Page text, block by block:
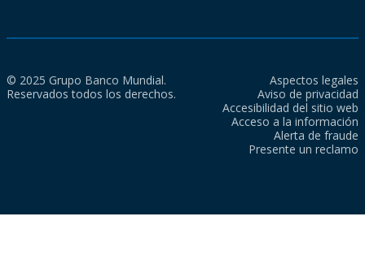
© 2025 Grupo Banco Mundial.
Reservados todos los derechos.
Aspectos legales
Aviso de privacidad
Accesibilidad del sitio web
Acceso a la información
Alerta de fraude
Presente un reclamo